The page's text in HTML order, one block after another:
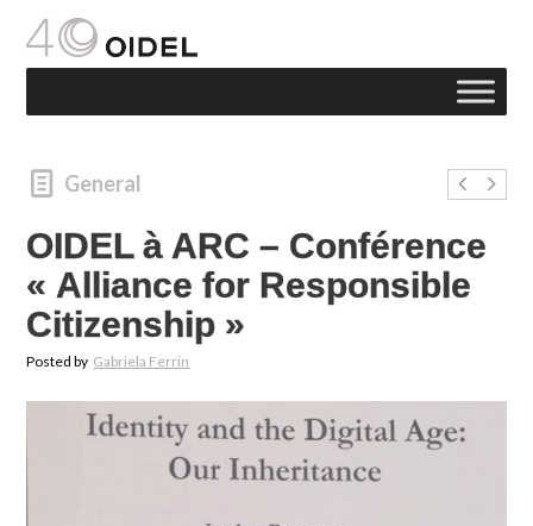
General
OIDEL à ARC – Conférence
« Alliance for Responsible
Citizenship »
Posted by Gabriela Ferrin